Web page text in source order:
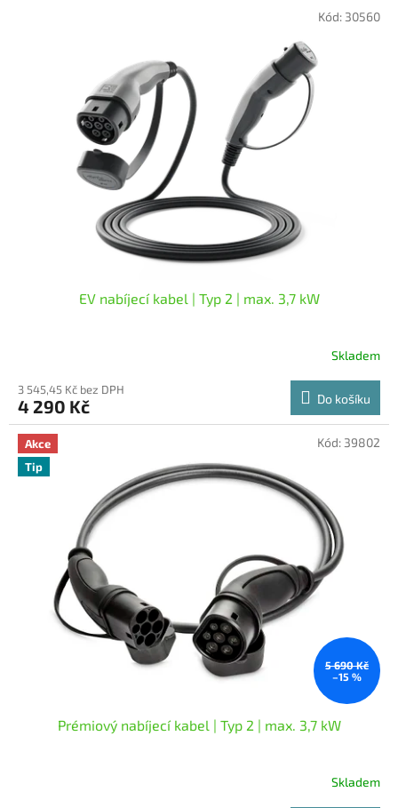
EV nabíjecí kabel | Typ 2 | max. 3,7 kW
produktu
je
5,0
5
hvězdiček.
Skladem
3 545,45 Kč bez DPH
4 290 Kč Do košíku
Kód: 30560
Akce
Tip
5 690 Kč
–15 %
Prémiový nabíjecí kabel | Typ 2 | max. 3,7 kW
Skladem
Kód:39802